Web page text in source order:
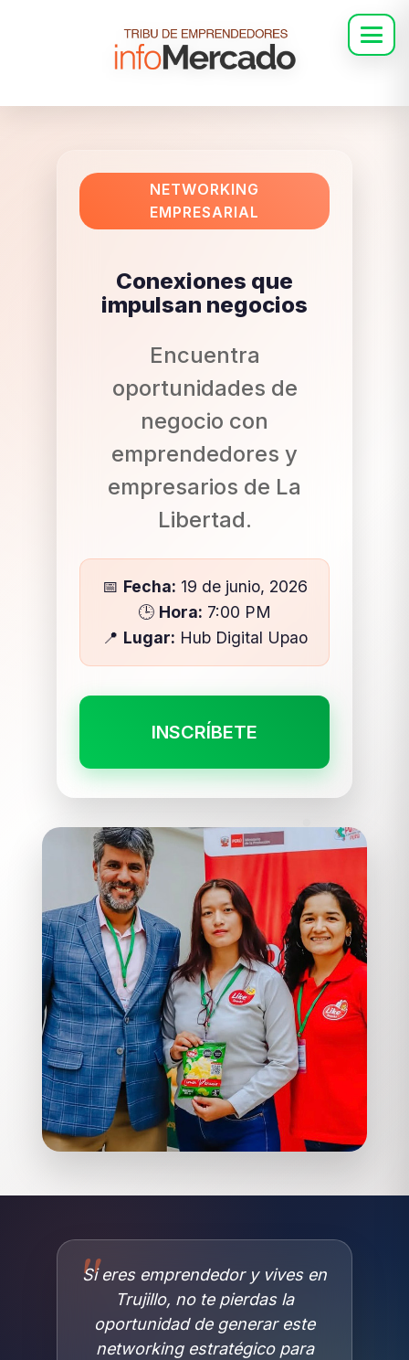
NETWORKING
EMPRESARIAL
Conexiones que
impulsan negocios
Encuentra
oportunidades de
negocio con
emprendedores y
empresarios de La
Libertad.
📅 Fecha: 19 de junio, 2026
🕒 Hora: 7:00 PM
📍 Lugar: Hub Digital Upao
INSCRÍBETE
Si eres emprendedor y vives en
Trujillo, no te pierdas la
oportunidad de generar este
networking estratégico para